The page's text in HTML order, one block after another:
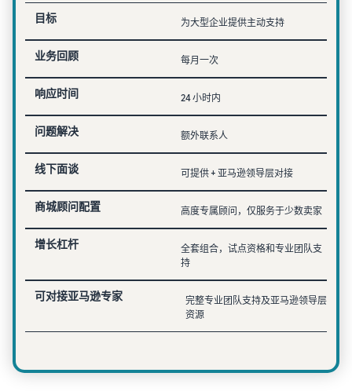
目标 为大型企业提供主动支持
业务回顾 每月一次
响应时间 24 小时内
问题解决 额外联系人
线下面谈 可提供 + 亚马逊领导层对接
商城顾问配置 高度专属顾问，仅服务于少数卖家
增长杠杆
全套组合，试点资格和专业团队支
持
可对接亚马逊专家
完整专业团队支持及亚马逊领导层
资源